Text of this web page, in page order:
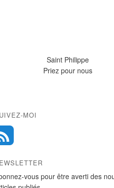
Saint Philippe
Priez pour nous
MOI
vous pour être averti des